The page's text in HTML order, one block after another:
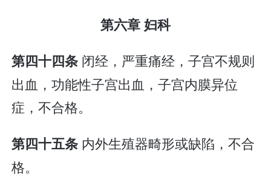
第六章 妇科
第四十四条 闭经，严重痛经，子宫不规则
出血，功能性子宫出血，子宫内膜异位
症，不合格。
第四十五条 内外生殖器畸形或缺陷，不合
格。